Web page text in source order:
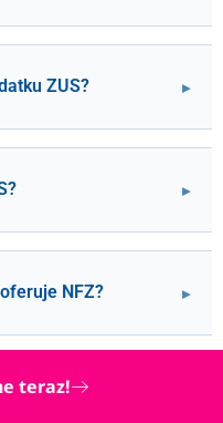
ZUS?
NFZ?
leków?
teraz!